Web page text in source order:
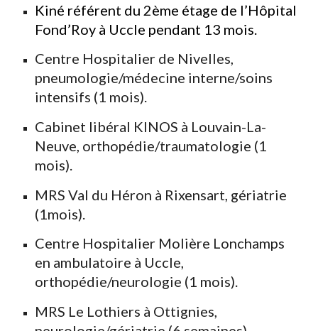
Kiné référent du 2ème étage de l’Hôpital
Fond’Roy à Uccle pendant 13 mois
Centre Hospitalier de Nivelles,
pneumologie/médecine interne/soins
intensifs (1 mois).
Cabinet libéral KINOS à Louvain-La-
Neuve, orthopédie/traumatologie (1
mois).
MRS Val du Héron à Rixensart, gériatrie
(1mois).
Centre Hospitalier Molière Lonchamps
en ambulatoire à Uccle,
orthopédie/neurologie (1 mois).
MRS Le Lothiers à Ottignies,